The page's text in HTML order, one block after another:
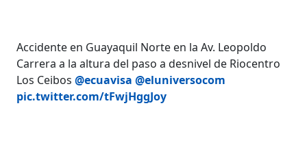
Accidente en Guayaquil Norte en la Av. Leopoldo
Carrera a la altura del paso a desnivel de Riocentro
Los Ceibos@ecuavisa @eluniversocom
pic.twitter.com/tFwjHggJoy